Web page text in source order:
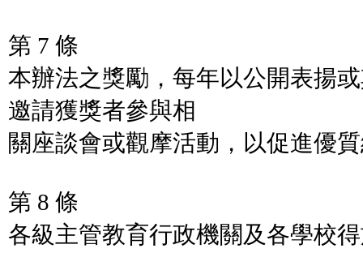
第 7 條
本辦法之獎勵，每年以公開表揚
邀請獲獎者參與相
關座談會或觀摩活動，以促進優
第 8 條
各級主管教育行政機關及各學校